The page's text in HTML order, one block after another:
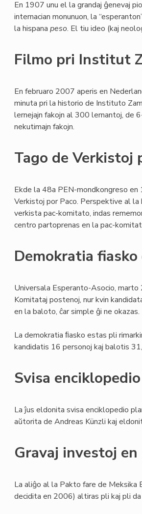
En 1907 unu el la grandaj ĝenevaj
internacian monunuon, la
la hispana peso. El tiu ideo (kaj
Filmo pri Institut
En februaro 2007 aperis en
minuta pri la historio de Instituto
lernejajn fakojn al 300 lernantoj, de
nekutimajn fakojn.
Tago de Verkistoj
Ekde la 48a PEN-mondkongreso
Verkistoj por Paco. Perspektive al la
verkista pac-komitato, indas
centro partoprenas en la pac-
Demokratia fiasko
Universala Esperanto-Asocio,
Komitataj postenoj, nur kvin
en la baloto, ĉar simple ĝi ne okazas.
La demokratia ﬁasko estas pli
kandidatis 16 personoj kaj balotis
Svisa
La ĵus eldonita svisa enciklopedio
aŭtorita de Andreas Künzli kaj
Gravaj investoj en
La aliĝo al la Pakto fare de Meksika
decidita en 2006) altiras pli kaj pli